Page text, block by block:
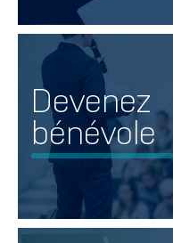
Devenez
bénévole